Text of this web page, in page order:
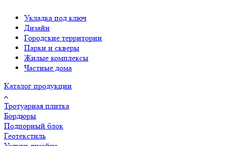
Укладка под ключ
Дизайн
Городские территории
Парки и скверы
Жилые комплексы
Частные дома
Каталог продукции
Тротуарная плитка
Бордюры
Подпорный блок
Геотекстиль